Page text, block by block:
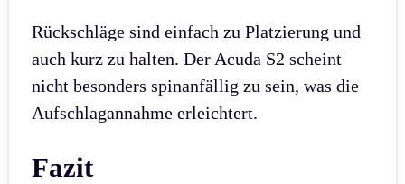
Rückschläge sind einfach zu Platzierung und
auch kurz zu halten. Der Acuda S2 scheint
nicht besonders spinanfällig zu sein, was die
Aufschlagannahme erleichtert.
Fazit